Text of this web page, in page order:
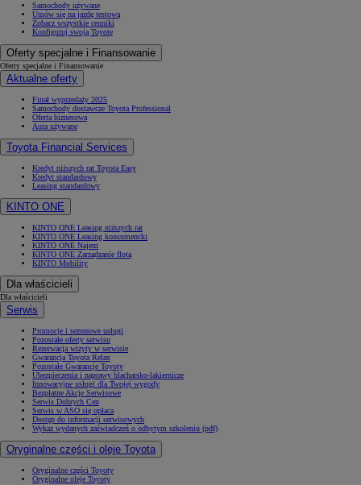
Samochody używane
Umów się na jazdę testową
Zobacz wszystkie cenniki
Konfiguruj swoją Toyotę
Oferty specjalne i Finansowanie
Oferty specjalne i Finansowanie
Aktualne oferty
Finał wyprzedaży 2025
Samochody dostawcze Toyota Professional
Oferta biznesowa
Auta używane
Toyota Financial Services
Kredyt niższych rat Toyota Easy
Kredyt standardowy
Leasing standardowy
KINTO ONE
KINTO ONE Leasing niższych rat
KINTO ONE Leasing konsumencki
KINTO ONE Najem
KINTO ONE Zarządzanie flotą
KINTO Mobility
Dla właścicieli
Dla właścicieli
Serwis
Promocje i sezonowe usługi
Pozostałe oferty serwisu
Rezerwacja wizyty w serwisie
Gwarancja Toyota Relax
Pozostałe Gwarancje Toyoty
Ubezpieczenia i naprawy blacharsko-lakiernicze
Innowacyjne usługi dla Twojej wygody
Bezpłatne Akcje Serwisowe
Serwis Dobrych Cen
Serwis w ASO się opłaca
Dostęp do informacji serwisowych
Wykaz wydanych zaświadczeń o odbytym szkoleniu (pdf)
Oryginalne części i oleje Toyota
Oryginalne części Toyoty
Oryginalne oleje Toyoty